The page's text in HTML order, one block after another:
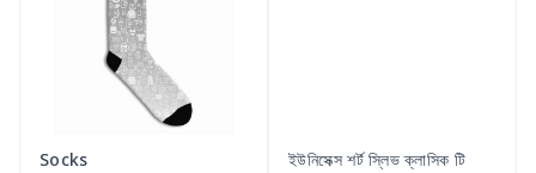
Socks ইউনিসেক্স শর্ট স্লিভ ক্লাসিক টি